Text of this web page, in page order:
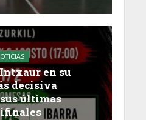
en su
decisiva
últimas